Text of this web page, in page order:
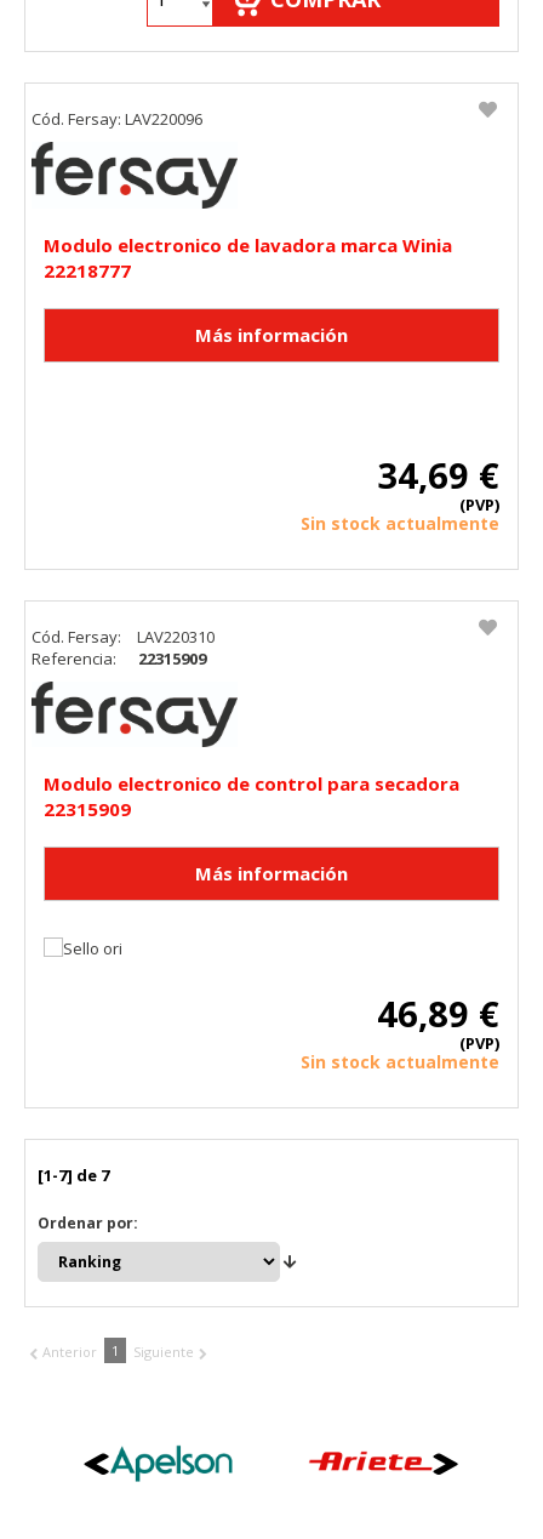
Modulo electronico de lavadora marca Winia
22218777
34,69 €
(PVP)
Sin stock actualmente
Cód. Fersay: LAV220096
Modulo electronico de control para secadora
22315909
46,89 €
(PVP)
Sin stock actualmente
Cód. Fersay:
LAV220310
Referencia:
22315909
[1-7] de 7
Ordenar por:
Anterior 1 Siguiente
Puedes volver a configurar tus cookies desde la sección
"Configuración de cookies" al pie de la página. También puedes
consultar nuestrapolítica de cookies